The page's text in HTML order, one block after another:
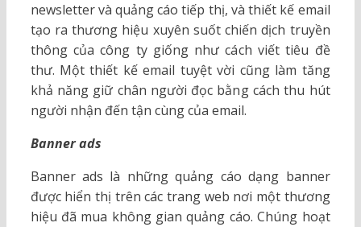
newsletter và quảng cáo tiếp thị, và thiết kế email
tạo ra thương hiệu xuyên suốt chiến dịch truyền
thông của công ty giống như cách viết tiêu đề
thư. Một thiết kế email tuyệt vời cũng làm tăng
khả năng giữ chân người đọc bằng cách thu hút
người nhận đến tận cùng của email.
Banner ads
Banner ads là những quảng cáo dạng banner
được hiển thị trên các trang web nơi một thương
hiệu đã mua không gian quảng cáo. Chúng hoạt